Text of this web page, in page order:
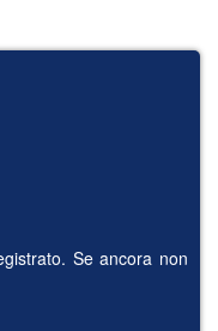
Se ancora non